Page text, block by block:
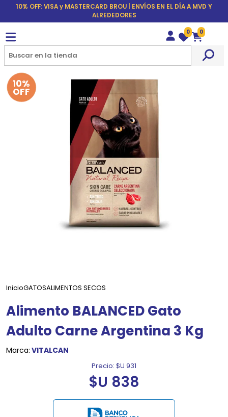
10% OFF: VISA y MASTERCARD BROU | ENVÍOS EN EL DÍA A MVD Y
ALREDEDORES
Wishlist
0
Carrito
0
10%
OFF
InicioGATOSALIMENTOS SECOS
Alimento BALANCED Gato
Adulto Carne Argentina 3 Kg
Marca: VITALCAN
Precio: $U 931
$U 838